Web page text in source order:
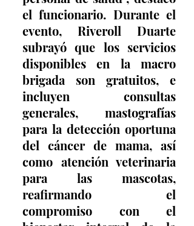
el funcionario. Durante el
evento, Riveroll Duarte
subrayó que los servicios
disponibles en la macro
brigada son gratuitos, e
incluyen consultas
generales, mastografías
para la detección oportuna
del cáncer de mama, así
como atención veterinaria
para las mascotas,
reafirmando el
compromiso con el